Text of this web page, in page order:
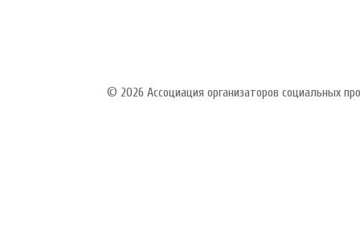
© 2026 Ассоциация организаторов социальных